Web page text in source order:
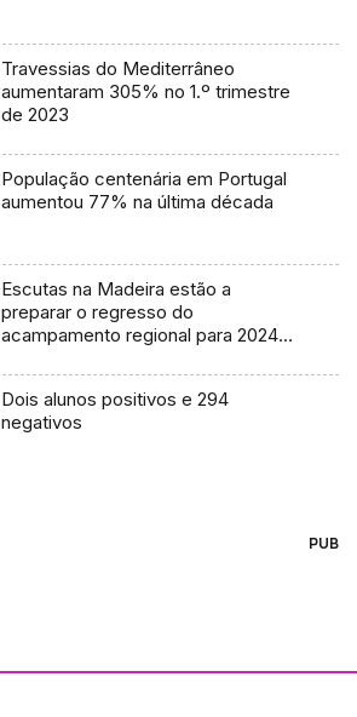
Travessias do Mediterrâneo
aumentaram 305% no 1.º trimestre
de 2023
População centenária em Portugal
aumentou 77% na última década
Escutas na Madeira estão a
preparar o regresso do
acampamento regional para 2024
Dois alunos positivos e 294
negativos
PUB